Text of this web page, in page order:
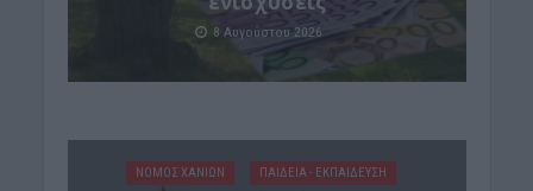
8 Αυγούστου 2026
ΝΟΜΌΣ ΧΑΝΊΩΝ ΠΑΙΔΕΙΑ - ΕΚΠΑΙΔΕΥΣΗ